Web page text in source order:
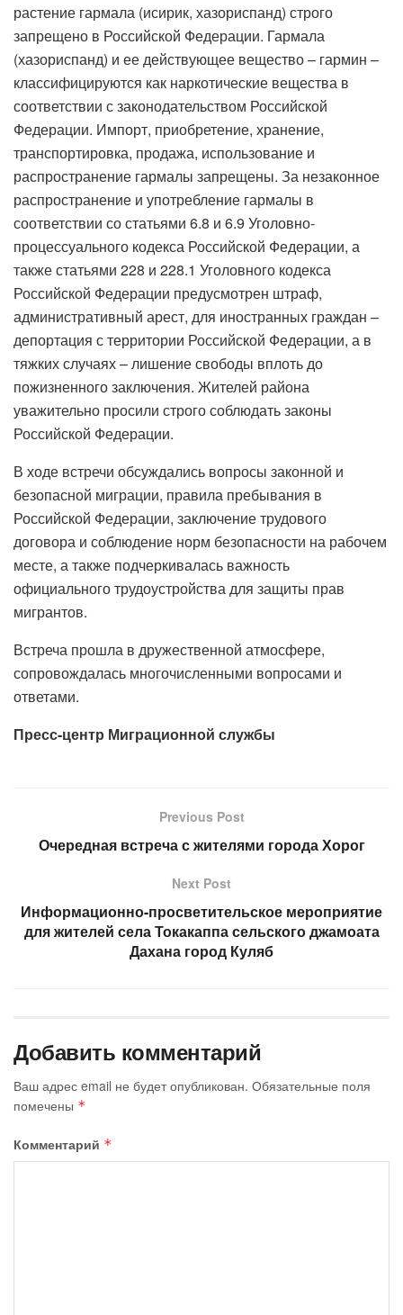
растение гармала (исирик, хазориспанд) строго
запрещено в Российской Федерации. Гармала
(хазориспанд) и ее действующее вещество – гармин –
классифицируются как наркотические вещества в
соответствии с законодательством Российской
Федерации. Импорт, приобретение, хранение,
транспортировка, продажа, использование и
распространение гармалы запрещены. За незаконное
распространение и употребление гармалы в
соответствии со статьями 6.8 и 6.9 Уголовно-
процессуального кодекса Российской Федерации, а
также статьями 228 и 228.1 Уголовного кодекса
Российской Федерации предусмотрен штраф,
административный арест, для иностранных граждан –
депортация с территории Российской Федерации, а в
тяжких случаях – лишение свободы вплоть до
пожизненного заключения. Жителей района
уважительно просили строго соблюдать законы
Российской Федерации.
В ходе встречи обсуждались вопросы законной и
безопасной миграции, правила пребывания в
Российской Федерации, заключение трудового
договора и соблюдение норм безопасности на рабочем
месте, а также подчеркивалась важность
официального трудоустройства для защиты прав
мигрантов.
Встреча прошла в дружественной атмосфере,
сопровождалась многочисленными вопросами и
ответами.
Пресс-центр Миграционной службы
Previous Post
Очередная встреча с жителями города Хорог
Next Post
Информационно-просветительское мероприятие
для жителей села Токакаппа сельского джамоата
Дахана город Куляб
Добавить комментарий
Ваш адрес email не будет опубликован. Обязательные поля
помечены *
Комментарий *